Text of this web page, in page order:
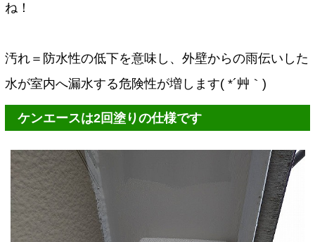
ね！
汚れ＝防水性の低下を意味し、外壁からの雨伝いした
水が室内へ漏水する危険性が増します( *´艸｀)
ケンエースは2回塗りの仕様です